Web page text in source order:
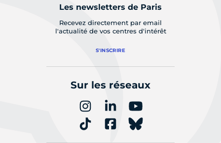
Les newsletters de Paris
Recevez directement par email
l'actualité de vos centres d'intérêt
S'INSCRIRE
Sur les réseaux